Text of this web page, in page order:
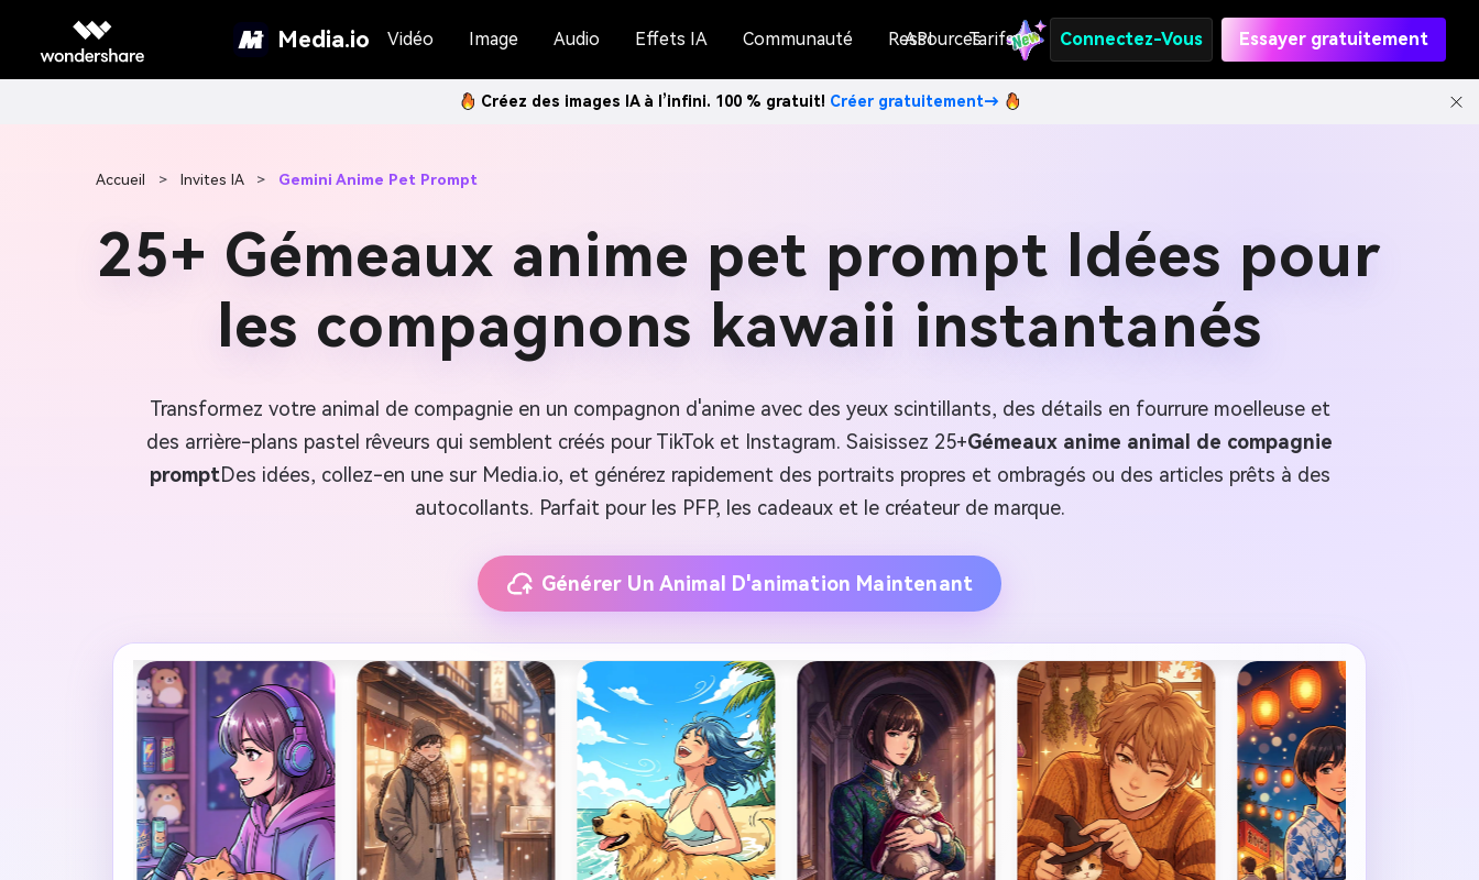
Media.io Vidéo Image Audio Effets IA Communauté Ressources
API Tarifs Connectez-Vous Essayer gratuitement
Créez des images IA à l’infini. 100 % gratuit! Créer gratuitement→
Accueil > Invites IA > Gemini Anime Pet Prompt
25+ Gémeaux anime pet prompt Idées pour
les compagnons kawaii instantanés
Transformez votre animal de compagnie en un compagnon d'anime avec des yeux scintillants, des détails en fourrure moelleuse et
des arrière-plans pastel rêveurs qui semblent créés pour TikTok et Instagram. Saisissez 25+Gémeaux anime animal de compagnie
promptDes idées, collez-en une sur Media.io, et générez rapidement des portraits propres et ombragés ou des articles prêts à des
autocollants. Parfait pour les PFP, les cadeaux et le créateur de marque.
Générer Un Animal D'animation Maintenant